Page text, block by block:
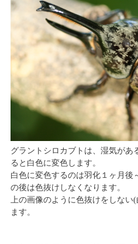
グラントシロカブトは、湿気があ
ると白色に変色します。
白色に変色するのは羽化１ヶ月後
の後は色抜けしなくなります。
上の画像のように色抜けをしない
ます。